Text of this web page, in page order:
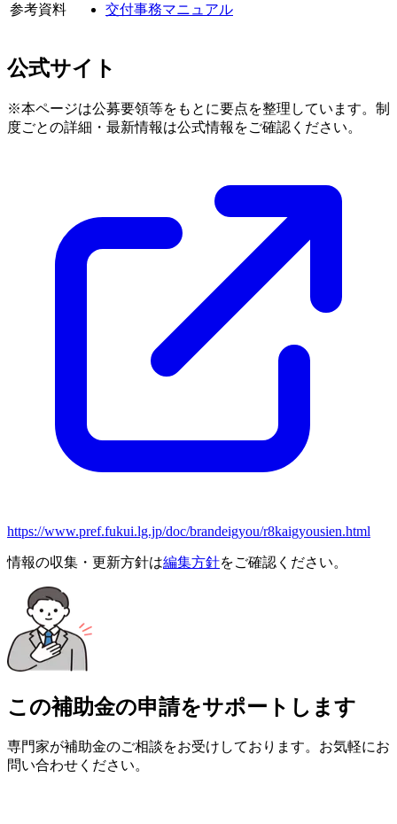
参考資料 交付事務マニュアル
公式サイト
※本ページは公募要領等をもとに要点を整理しています。制
度ごとの詳細・最新情報は公式情報をご確認ください。
https://www.pref.fukui.lg.jp/doc/brandeigyou/r8kaigyousien.html
情報の収集・更新方針は編集方針をご確認ください。
この補助金の申請をサポートします
専門家が補助金のご相談をお受けしております。お気軽にお
問い合わせください。